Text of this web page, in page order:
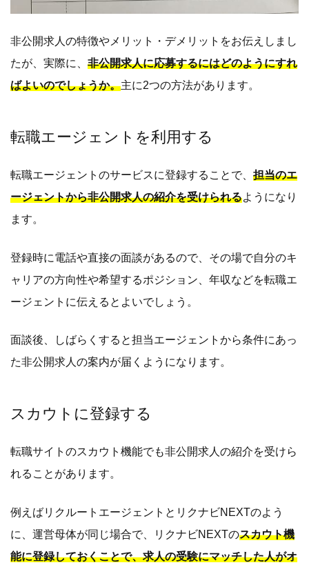
非公開求人の特徴やメリット・デメリットをお伝えしまし
たが、実際に、 非公開求人に応募するにはどのようにすれ
ばよいのでしょうか。主に2つの方法があります。
転職エージェントを利用する
転職エージェントのサービスに登録することで、 担当のエ
ージェントから非公開求人の紹介を受けられるようになり
ます。
登録時に電話や直接の面談があるので、その場で自分のキ
ャリアの方向性や希望するポジション、年収などを転職エ
ージェントに伝えるとよいでしょう。
面談後、しばらくすると担当エージェントから条件にあっ
た非公開求人の案内が届くようになります。
スカウトに登録する
転職サイトのスカウト機能でも非公開求人の紹介を受けら
れることがあります。
例えばリクルートエージェントとリクナビNEXTのよう
に、運営母体が同じ場合で、リクナビNEXTのスカウト機
能に登録しておくことで、求人の受験にマッチした人がオ